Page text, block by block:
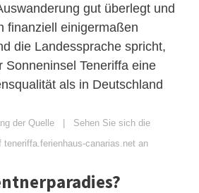
gut überlegt und
finanziell einigermaßen
die Landessprache spricht,
Sonneninsel Teneriffa eine
als in Deutschland
der Quelle | Sehen Sie sich die
teneriffa.ferienhaus-canarias.net an